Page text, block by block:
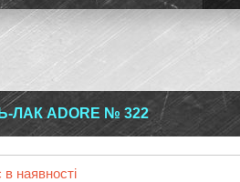
ЛАК ADORE № 322
наявності